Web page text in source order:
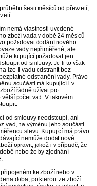
šesti měsíců od převzetí,
nemá vlastnosti uvedené
zboží vada v době 24 měsíců
požadovat dodání nového
vady nepřiměřené, ale
kupující požadovat jen
od smlouvy. Je-li to však
lze-li vadu odstranit bez
odstranění vady. Právo
součásti má kupující i v
řádně užívat pro
počet vad. V takovém
od smlouvy neodstoupí, ani
vad, na výměnu jeho součásti
slevu. Kupující má právo
nemůže dodat nové
opravit, jakož i v případě, že
nebo že by zjednání
ke zboží nebo v
doba, po kterou lze zboží